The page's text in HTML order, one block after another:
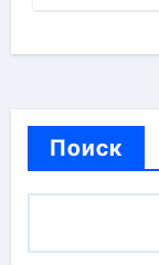
Поиск